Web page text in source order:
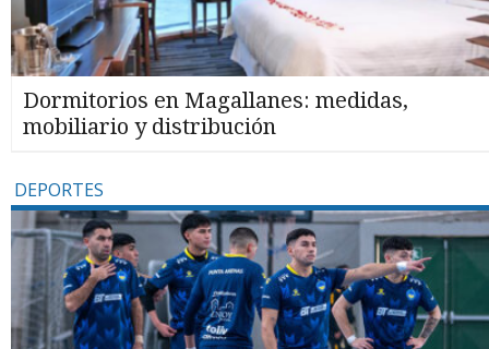
Dormitorios en Magallanes: medidas,
mobiliario y distribución
DEPORTES